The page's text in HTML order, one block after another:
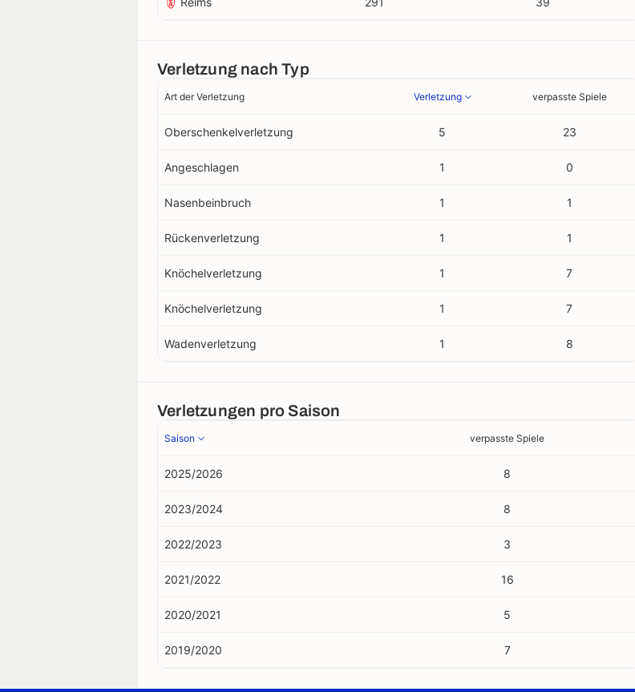
Verletzung nach Typ
Art der Verletzung Verletzung verpasste Spiele
Oberschenkelverletzung 5 23
Angeschlagen 1 0
Nasenbeinbruch 1 1
Rückenverletzung 1 1
Knöchelverletzung 1 7
Knöchelverletzung 1 7
Wadenverletzung 1 8
Verletzungen pro Saison
Saison verpasste Spiele
2025/2026 8
2023/2024 8
2022/2023 3
2021/2022 16
2020/2021 5
2019/2020 7